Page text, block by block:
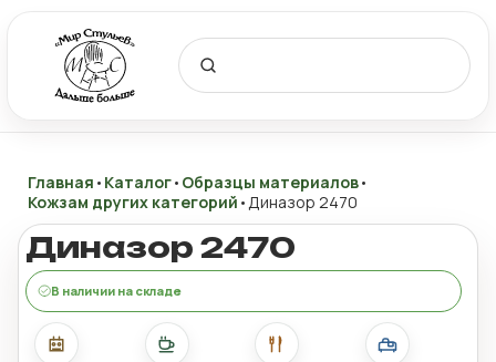
Главная • Каталог• Образцы материалов•
Кожзам других категорий • Диназор 2470
Диназор 2470
В наличии на складе